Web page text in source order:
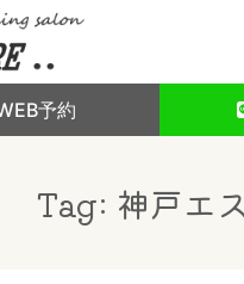
予約
Tag: 神戸エ